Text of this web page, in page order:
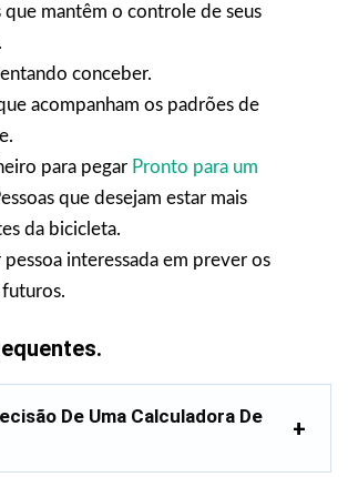
que mantêm o controle de seus
conceber.
acompanham os padrões de
para pegar Pronto para um
que desejam estar mais
da bicicleta.
interessada em prever os
De Uma Calculadora De